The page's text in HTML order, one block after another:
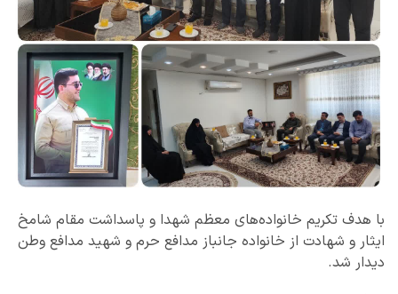
با هدف تکریم خانواده‌های معظم شهدا و پاسداشت مقام شامخ
ایثار و شهادت از خانواده جانباز مدافع حرم و شهید مدافع وطن
دیدار شد.